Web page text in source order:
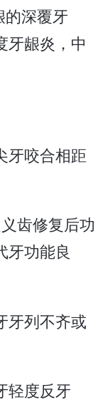
的深覆牙
牙龈炎，中
牙咬合相距
齿修复后功
牙功能良
牙列不齐或
轻度反牙